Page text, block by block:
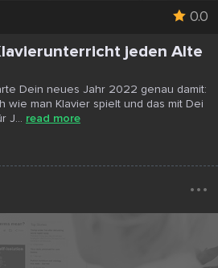
0.0
jeden Alte
Dein neues Jahr 2022 genau damit:
wie man Klavier spielt und das mit Dei
J... read more
...